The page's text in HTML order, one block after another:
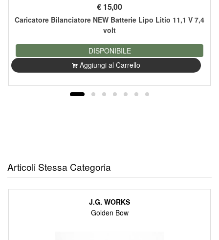
€ 15,00
Caricatore Bilanciatore NEW Batterie Lipo Litio 11,1 V 7,4
volt
DISPONIBILE
Aggiungi al Carrello
Articoli Stessa Categoria
J.G. WORKS
Golden Bow